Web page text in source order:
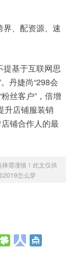
、配资源、速
基于互联网思
丹婕尚“298会
丝客户”，倍增
升店铺服装销
铺合作人的最
需谨慎！此文仅供
2019怎么穿